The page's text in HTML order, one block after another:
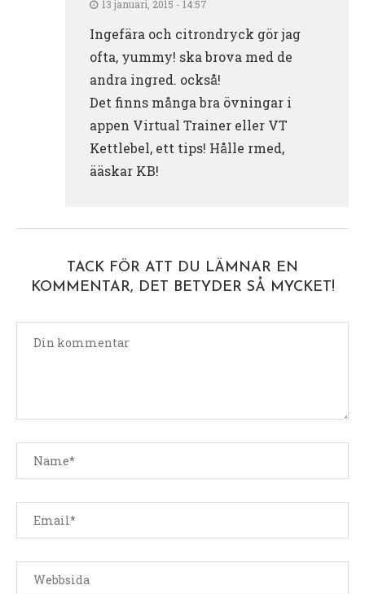
13 januari, 2015 - 14:57
Ingefära och citrondryck gör jag
ofta, yummy! ska brova med de
andra ingred. också!
Det finns många bra övningar i
appen Virtual Trainer eller VT
Kettlebel, ett tips! Hålle rmed,
ääskar KB!
TACK FÖR ATT DU LÄMNAR EN
KOMMENTAR, DET BETYDER SÅ MYCKET!